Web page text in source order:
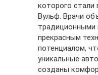
которого стали
Вульф. Врачи
традиционными
прекрасным
потенциалом,
уникальные
созданы